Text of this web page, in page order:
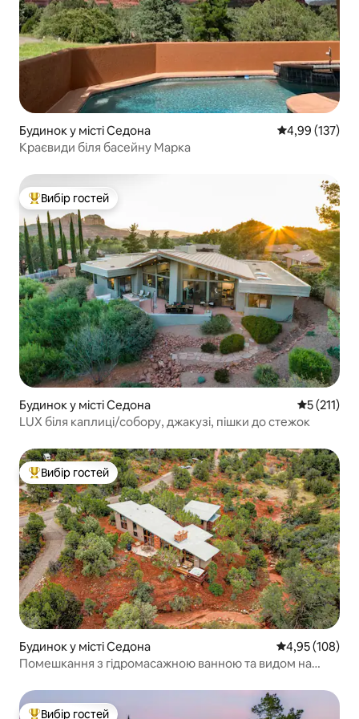
Будинок у місті Седона Середня
4,99 (137)
Краєвиди біля басейну Марка
Топ вибір гостей
Вибір гостей
Будинок у місті Седона Середня
5 (211)
LUX біля каплиці/собору, джакузі, пішки до стежок
Топ вибір гостей
Вибір гостей
Будинок у місті Седона Середня
4,95 (108)
Помешкання з гідромасажною ванною та видом на
Вибір гостей